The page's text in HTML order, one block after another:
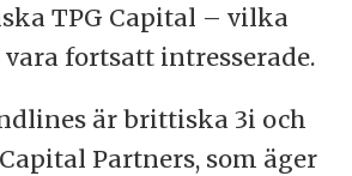
TPG Capital – vilka
vara fortsatt intresserade.
är brittiska 3i och
Partners, som äger